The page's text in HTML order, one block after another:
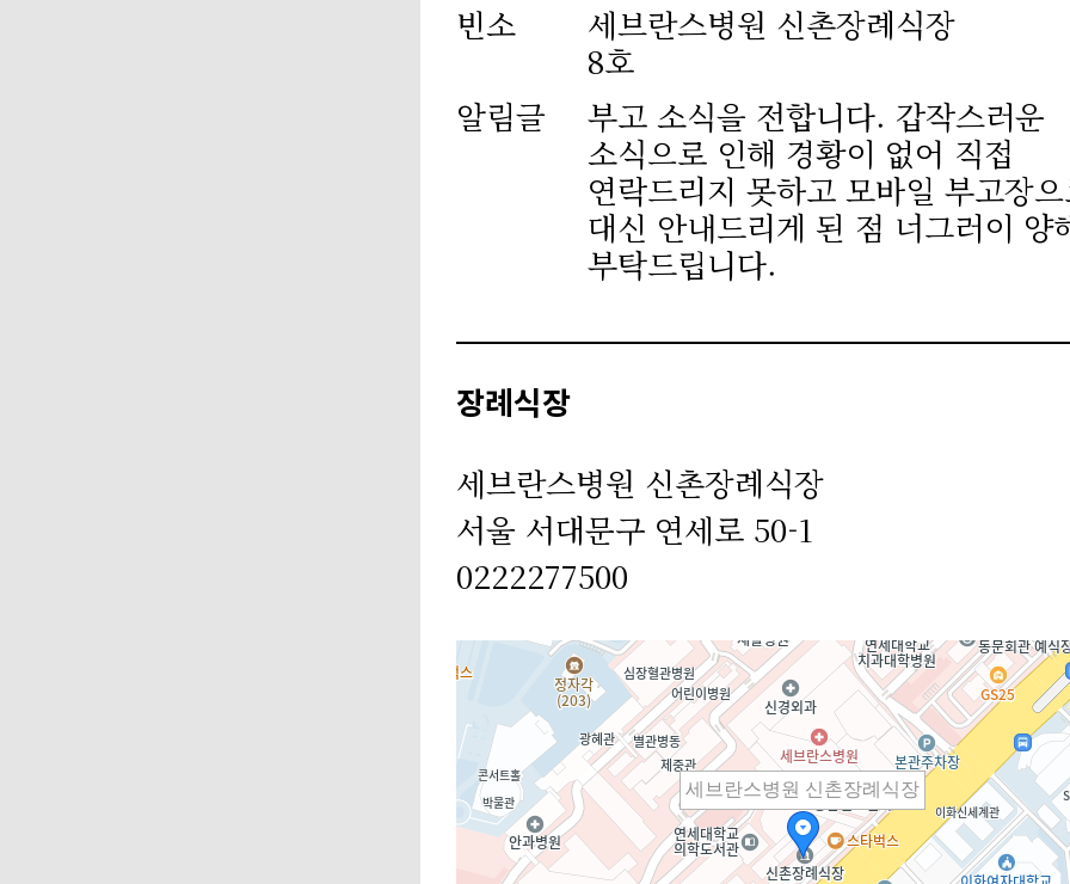
빈소
세브란스병원 신촌장례식장
8호
알림글
부고 소식을 전합니다. 갑작스러운
소식으로 인해 경황이 없어 직접
연락드리지 못하고 모바일 부고장
대신 안내드리게 된 점 너그러이 양
부탁드립니다.
장례식장
세브란스병원 신촌장례식장
서울 서대문구 연세로 50-1
0222277500
세브란스병원 신촌장례식장